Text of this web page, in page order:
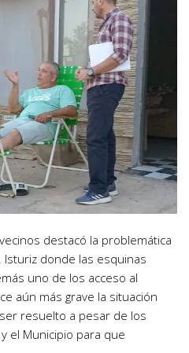
destacó la problemática
donde las esquinas
uno de los acceso al
aún más grave la situación
resuelto a pesar de los
el Municipio para que